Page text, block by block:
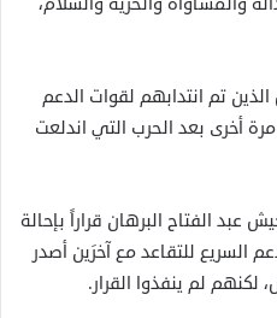
تم انتدابهم لقوات الدعم
أخرى بعد الحرب التي اندلعت
الفتاح البرهان قراراً بإحالة
السريع للتقاعد مع آخرَين أصدر
لكنهم لم ينفذوا القرار.